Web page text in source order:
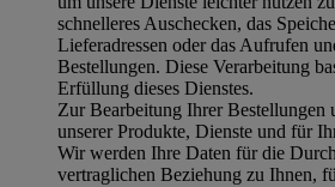
schnelleres Auschecken, das
Lieferadressen oder das Aufrufen
Bestellungen. Diese Verarbeitung
Erfüllung dieses Dienstes.
Zur Bearbeitung Ihrer Bestellungen
unserer Produkte, Dienste und für
Wir werden Ihre Daten für die
vertraglichen Beziehung zu Ihnen,